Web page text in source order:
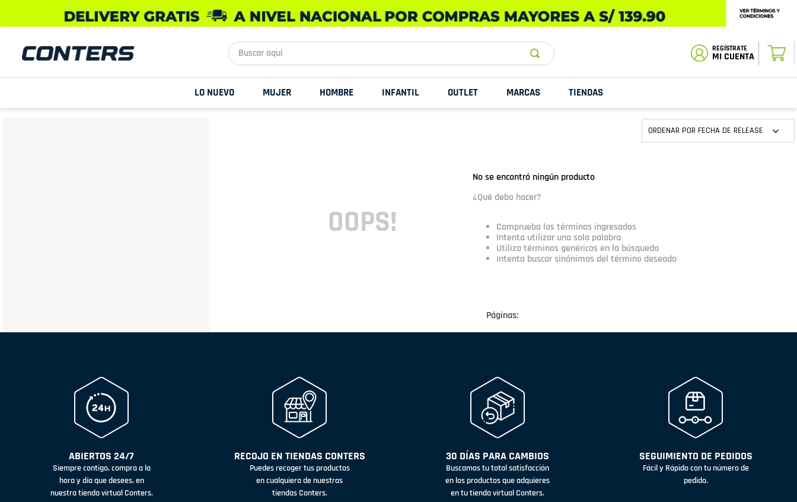
Buscar aquí
MI CUENTA
LO NUEVO MUJER HOMBRE INFANTIL OUTLET MARCAS TIENDAS
ORDENAR POR FECHA DE RELEASE
OOPS!
No se encontró ningún producto
¿Qué debo hacer?
Comprueba los términos ingresados
Intenta utilizar una sola palabra
Utiliza términos genéricos en la búsqueda
Intenta buscar sinónimos del término deseado
Páginas:
ABIERTOS 24/7
Siempre contigo, compra a la
hora y día que desees, en
nuestra tienda virtual Conters.
RECOJO EN TIENDAS CONTERS
Puedes recoger tus productos
en cualquiera de nuestras
tiendas Conters.
30 DÍAS PARA CAMBIOS
Buscamos tu total satisfacción
en los productos que adquieres
en tu tienda virtual Conters.
SEGUIMIENTO DE PEDIDOS
Fácil y Rápido con tu número de
pedido.